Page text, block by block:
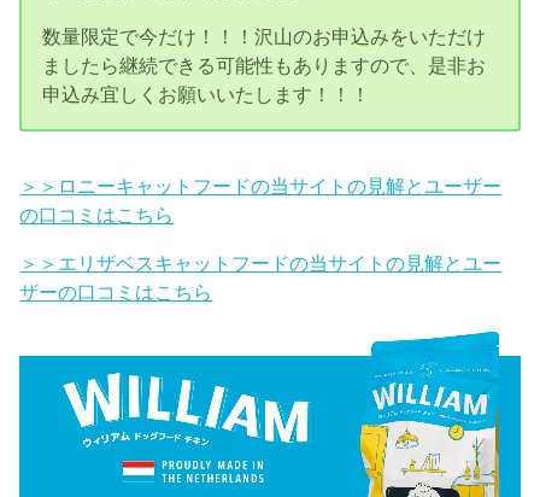
数量限定で今だけ！！！沢山のお申込みをいただけ
ましたら継続できる可能性もありますので、是非お
申込み宜しくお願いいたします！！！
＞＞ロニーキャットフードの当サイトの見解とユーザー
の口コミはこちら
＞＞エリザベスキャットフードの当サイトの見解とユー
ザーの口コミはこちら